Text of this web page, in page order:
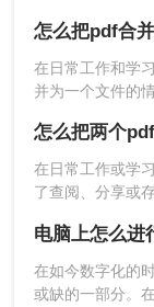
2、打开客户
择PDF处理，
文件上去。
文将介绍三种实
个。
在日常工作和学
并为一个文件的
法，帮助您轻松
在日常工作或学
了查阅、分享或
几种简单而实用
一个。
电脑上怎么进
在如今数字化的
或缺的一部分。